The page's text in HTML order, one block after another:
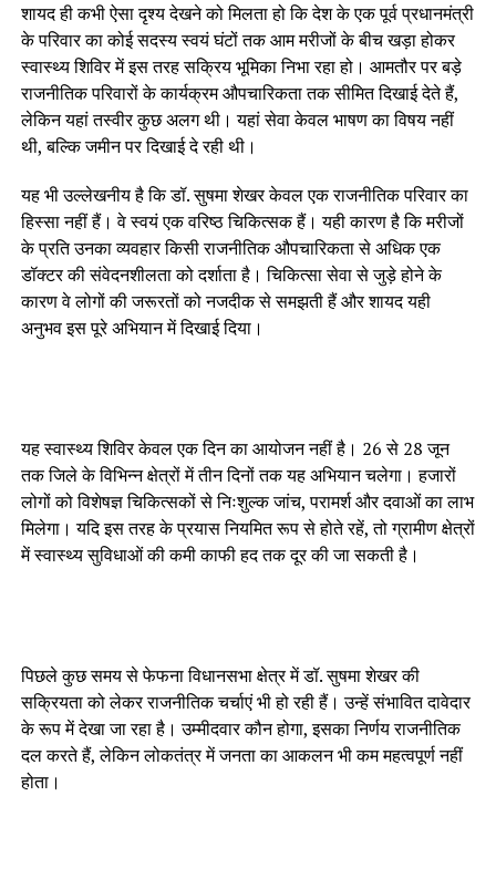
शायद ही कभी ऐसा दृश्य देखने को मिलता हो कि देश के एक पूर्व प्रधानमंत्री
के परिवार का कोई सदस्य स्वयं घंटों तक आम मरीजों के बीच खड़ा होकर
स्वास्थ्य शिविर में इस तरह सक्रिय भूमिका निभा रहा हो। आमतौर पर बड़े
राजनीतिक परिवारों के कार्यक्रम औपचारिकता तक सीमित दिखाई देते हैं,
लेकिन यहां तस्वीर कुछ अलग थी। यहां सेवा केवल भाषण का विषय नहीं
थी, बल्कि जमीन पर दिखाई दे रही थी।
यह भी उल्लेखनीय है कि डॉ. सुषमा शेखर केवल एक राजनीतिक परिवार का
हिस्सा नहीं हैं। वे स्वयं एक वरिष्ठ चिकित्सक हैं। यही कारण है कि मरीजों
के प्रति उनका व्यवहार किसी राजनीतिक औपचारिकता से अधिक एक
डॉक्टर की संवेदनशीलता को दर्शाता है। चिकित्सा सेवा से जुड़े होने के
कारण वे लोगों की जरूरतों को नजदीक से समझती हैं और शायद यही
अनुभव इस पूरे अभियान में दिखाई दिया।
यह स्वास्थ्य शिविर केवल एक दिन का आयोजन नहीं है। 26 से 28 जून
तक जिले के विभिन्न क्षेत्रों में तीन दिनों तक यह अभियान चलेगा। हजारों
लोगों को विशेषज्ञ चिकित्सकों से निःशुल्क जांच, परामर्श और दवाओं का लाभ
मिलेगा। यदि इस तरह के प्रयास नियमित रूप से होते रहें, तो ग्रामीण क्षेत्रों
में स्वास्थ्य सुविधाओं की कमी काफी हद तक दूर की जा सकती है।
पिछले कुछ समय से फेफना विधानसभा क्षेत्र में डॉ. सुषमा शेखर की
सक्रियता को लेकर राजनीतिक चर्चाएं भी हो रही हैं। उन्हें संभावित दावेदार
के रूप में देखा जा रहा है। उम्मीदवार कौन होगा, इसका निर्णय राजनीतिक
दल करते हैं, लेकिन लोकतंत्र में जनता का आकलन भी कम महत्वपूर्ण नहीं
होता।